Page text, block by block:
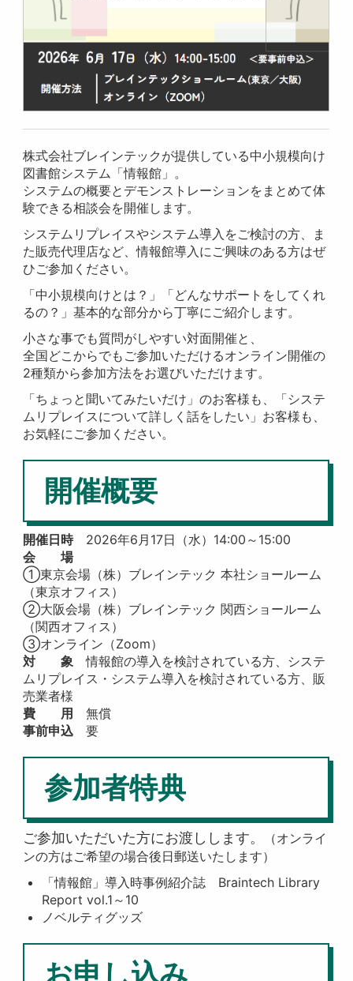
株式会社ブレインテックが提供している中小規模向け
図書館システム「情報館」。
システムの概要とデモンストレーションをまとめて体
験できる相談会を開催します。
システムリプレイスやシステム導入をご検討の方、ま
た販売代理店など、情報館導入にご興味のある方はぜ
ひご参加ください。
「中小規模向けとは？」「どんなサポートをしてくれ
るの？」基本的な部分から丁寧にご紹介します。
小さな事でも質問がしやすい対面開催と、
全国どこからでもご参加いただけるオンライン開催の
2種類から参加方法をお選びいただけます。
「ちょっと聞いてみたいだけ」のお客様も、「システ
ムリプレイスについて詳しく話をしたい」お客様も、
お気軽にご参加ください。
開催概要
開催日時2026年6月17日（水）14:00～15:00
会 場
①東京会場（株）ブレインテック 本社ショールーム
（東京オフィス）
②大阪会場（株）ブレインテック 関西ショールーム
（関西オフィス）
③オンライン（Zoom）
対 象 情報館の導入を検討されている方、システ
ムリプレイス・システム導入を検討されている方、販
売業者様
費 用
無償
事前申込 要
参加者特典
ご参加いただいた方にお渡しします。
（オンライ
ンの方はご希望の場合後日郵送いたします）
「情報館」導入時事例紹介誌 Braintech Library
Report vol.1～10
ノベルティグッズ